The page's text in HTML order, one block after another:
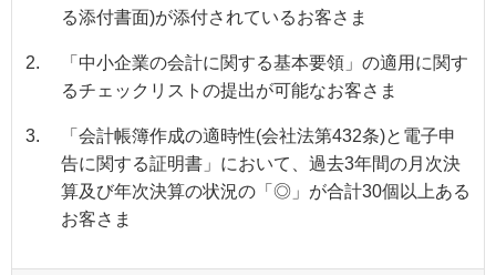
る添付書面)が添付されているお客さま
2.
「中小企業の会計に関する基本要領」の適用に関す
るチェックリストの提出が可能なお客さま
3.
「会計帳簿作成の適時性(会社法第432条)と電子申
告に関する証明書」において、過去3年間の月次決
算及び年次決算の状況の「◎」が合計30個以上ある
お客さま